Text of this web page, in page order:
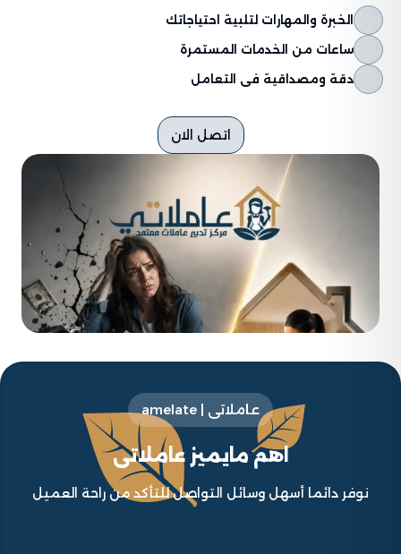
الخبرة والمهارات لتلبية احتياجاتك
ساعات من الخدمات المستمرة
دقة ومصداقية فى التعامل
اتصل الان
عاملاتى | amelate
اهم مايميز عاملاتى
نوفر دائما أسهل وسائل التواصل للتأكد من راحة العميل